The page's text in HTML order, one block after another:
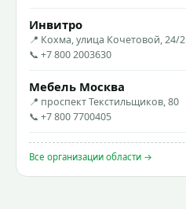
Инвитро
📍 Кохма, улица Кочетовой, 24/2
📞 +7 800 2003630
Мебель Москва
📍 проспект Текстильщиков, 80
📞 +7 800 7700405
Все организации области →